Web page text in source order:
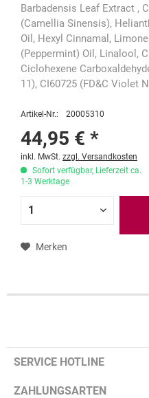
Barbadensis Leaf Extract ,
(Camellia Sinensis),
Oil, Hexyl Cinnamal,
(Peppermint) Oil, Linalool,
Ciclohexene
11), CI60725 (FD&C Violet
Artikel-Nr.: 20005310
44,95 € *
inkl. MwSt. zzgl. Versandkosten
Sofort verfügbar, Lieferzeit ca.
1-3 Werktage
Merken
SERVICE HOTLINE
ZAHLUNGSARTEN